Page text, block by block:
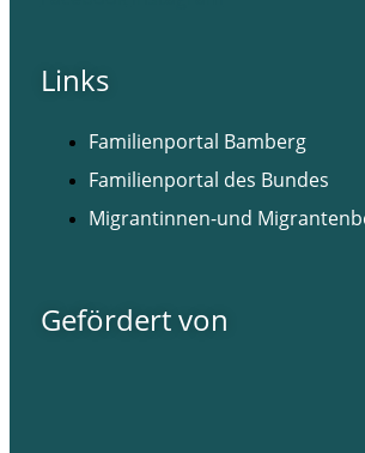
Links
Familienportal Bamberg
Familienportal des Bundes
Migrantinnen-und
Gefördert von